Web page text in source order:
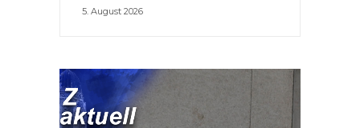
5. August 2026